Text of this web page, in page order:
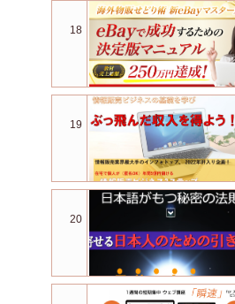
18
19
20